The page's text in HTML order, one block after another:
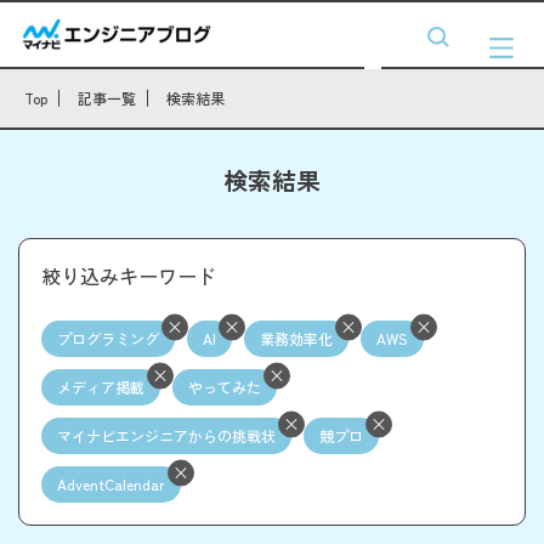
Top 記事一覧 検索結果
検索結果
絞り込みキーワード
プログラミング AI 業務効率化 AWS
メディア掲載 やってみた
マイナビエンジニアからの挑戦状 競プロ
AdventCalendar